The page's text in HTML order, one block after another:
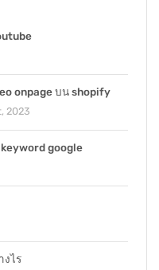
onpage บน shopify
2023
google
งไร